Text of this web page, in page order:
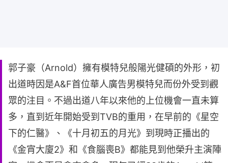
郭子豪（Arnold）擁有模特兒般陽光健碩的外形，初
出道時因是A&F首位華人廣告男模特兒而份外受到觀
眾的注目。不過出道八年以來他的上位機會一直未算
多，直到近年開始受到TVB的重用，在早前的《星空
下的仁醫》、《十月初五的月光》到現時正播出的
《金宵大廈2》和《食腦喪B》都能見到他榮升主演陣